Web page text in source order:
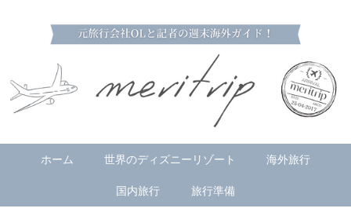
ホーム 世界のディズニーリゾート 海外旅行
国内旅行 旅行準備